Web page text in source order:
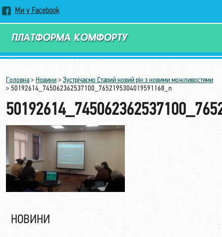
Ми у Facebook
Замовити дзвінок
Головна > Новини >Зустрічаємо Старий новий рік з новими можливостями
>50192614_745062362537100_7652195304019591168_n
НОВИНИ